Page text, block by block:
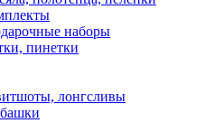
наборы
пинетки
лонгсливы